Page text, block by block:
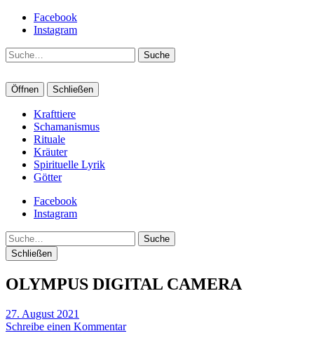
Facebook
Instagram
Suche
Öffnen Schließen
Krafttiere
Schamanismus
Rituale
Kräuter
Spirituelle Lyrik
Götter
Facebook
Instagram
Suche
Schließen
OLYMPUS DIGITAL CAMERA
27. August 2021
Schreibe einen Kommentar